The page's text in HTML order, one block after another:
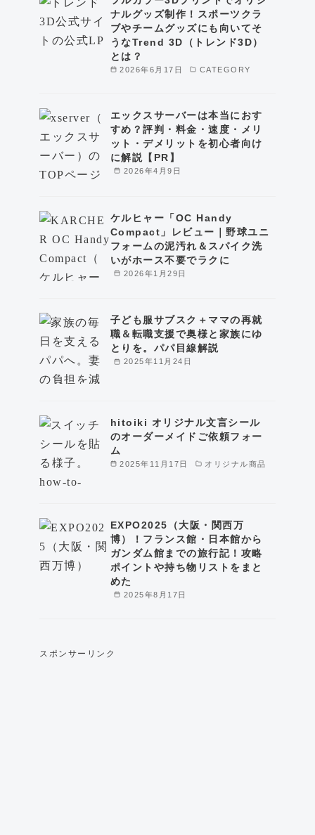
2026年6月17日 CATEGORY
ナルグッズ制作！スポーツクラ
ブやチームグッズにも向いてそ
うなTrend 3D（トレンド3D）
とは？
2026年4月9日
エックスサーバーは本当におす
すめ？評判・料金・速度・メリ
ット・デメリットを初心者向け
に解説【PR】
2026年1月29日
ケルヒャー「OC Handy
Compact」レビュー｜野球ユニ
フォームの泥汚れ＆スパイク洗
いがホース不要でラクに
2025年11月24日
子ども服サブスク＋ママの再就
職＆転職支援で奥様と家族にゆ
とりを。パパ目線解説
2025年11月17日 オリジナル商品
hitoiki オリジナル文言シール
のオーダーメイドご依頼フォー
ム
2025年8月17日
EXPO2025（大阪・関西万
博）！フランス館・日本館から
ガンダム館までの旅行記！攻略
ポイントや持ち物リストをまと
めた
スポンサーリンク